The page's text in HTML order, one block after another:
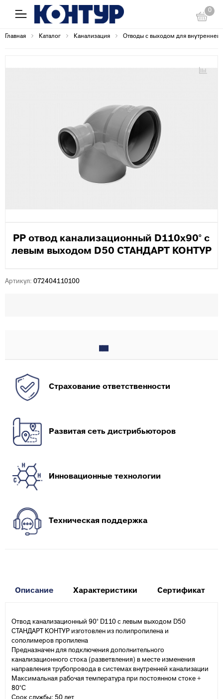
0
Главная Каталог Канализация Отводы с выходом для внутренней
PP отвод канализационный D110х90° с
левым выходом D50 СТАНДАРТ КОНТУР
Артикул: 072404110100
Страхование ответственности
Развитая сеть дистрибьюторов
Инновационные технологии
Техническая поддержка
Описание Характеристики Сертификат
Отвод канализационный 90° D110 с левым выходом D50
СТАНДАРТ КОНТУР изготовлен из полипропилена и
сополимеров пропилена
Предназначен для подключения дополнительного
канализационного стока (разветвления) в месте изменения
направления трубопровода в системах внутренней канализации
Максимальная рабочая температура при постоянном стоке +
80°С